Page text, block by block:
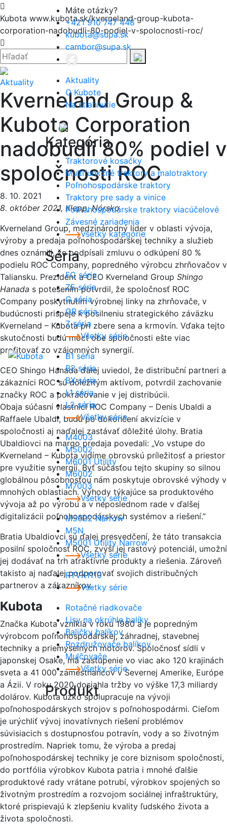
Kubota www.kubota.sk/kverneland-group-kubota-
corporation-nadobudli-80-podiel-v-spolocnosti-roc/
Zatvoriť
Hľadať:
Hľadať
Máte otázky?
+421 910 747 448
kubota@supa.sk
cambor@supa.sk
Aktuality
O Kubote
Na stiahnutie
Menu
Kategória
Traktorové kosačky
Multifunkčné traktory a malotraktory
Poľnohospodárske traktory
Traktory pre sady a vinice
Poľnohospodárske traktory viacúčelové
Závesné zariadenia
Všetky kategórie
Séria
FC séria
ZE séria
G séria
GR séria
Z séria
Všetky série
B1 séria
B2 séria
BX séria
L1 séria
L2 séria
Všetky série
M4003
M5002
M6001 Utility
M6002
M7003
Všetky série
M5002 Narrow
M5N
M5001 Utility Narrow
Všetky série
RTVX1110
Všetky série
Rotačné riadkovače
Lisy na okrúhle balíky
Baličky balíkov
Rozdružovače balíkov
Mulčovače
Všetky série
Produkt
Aktuality
Kverneland Group &
Kubota Corporation
nadobudli 80% podiel v
spoločnosti ROC
8. 10. 2021
8. október 2021, Klepp, Nórsko
Kverneland Group, medzinárodný líder v oblasti vývoja,
výroby a predaja poľnohospodárskej techniky a služieb
dnes oznámili, že podpísali zmluvu o odkúpení 80 %
podielu ROC Company, popredného výrobcu zhrňovačov v
Taliansku. Prezident a CEO Kverneland Group Shingo
Hanada s potešením potvrdil, že spoločnosť ROC
Company poskytnutím výrobnej linky na zhrňovače, v
budúcnosti prispeje k posilneniu strategického záväzku
Kverneland – Kubota pri zbere sena a krmovín. Vďaka tejto
skutočnosti budú môcť obe spoločnosti ešte viac
profitovať zo vzájomných synergií.
CEO Shingo Hanada ďalej uviedol, že distribuční partneri a
zákazníci ROC sú dôležitým aktívom, potvrdil zachovanie
značky ROC a pokračovanie v jej distribúcii.
Obaja súčasní vlastníci ROC Company – Denis Ubaldi a
Raffaele Ubaldi, budú po dokončení akvizície v
spoločnosti aj naďalej zastávať dôležité úlohy. Bratia
Ubaldiovci na margo predaja povedali: „Vo vstupe do
Kverneland – Kubota vidíme obrovskú príležitosť a priestor
pre využitie synergií. Byť súčasťou tejto skupiny so silnou
globálnou pôsobnosťou nám poskytuje obrovské výhody v
mnohých oblastiach. Výhody týkajúce sa produktového
vývoja až po výrobu a v neposlednom rade v ďalšej
digitalizácii poľnohospodárskych systémov a riešení.”
Bratia Ubaldiovci sú ďalej presvedčení, že táto transakcia
posilní spoločnosť ROC, zvýši jej rastový potenciál, umožní
jej dodávať na trh atraktívne produkty a riešenia. Zároveň
takisto aj naďalej podporovať svojich distribučných
partnerov a zákazníkov.
Kubota
Značka Kubota vznikla v roku 1980 a je popredným
výrobcom poľnohospodárskej, záhradnej, stavebnej
techniky a priemyselných motorov. Spoločnosť sídli v
japonskej Osake, má zastúpenie vo viac ako 120 krajinách
sveta a 41 000 zamestnancov v Severnej Amerike, Európe
a Ázii. V roku 2020 dosiahla tržby vo výške 17,3 miliardy
dolárov. Kubota úzko spolupracuje na vývoji
poľnohospodárskych strojov s poľnohospodármi. Cieľom
je urýchliť vývoj inovatívnych riešení problémov
súvisiacich s dostupnosťou potravín, vody a so životným
prostredím. Napriek tomu, že výroba a predaj
poľnohospodárskej techniky je core biznisom spoločnosti,
do portfólia výrobkov Kubota patria i mnohé ďalšie
produktové rady vrátane potrubí, výrobkov spojených so
životným prostredím a rozvojom sociálnej infraštruktúry,
ktoré prispievajú k zlepšeniu kvality ľudského života a
života spoločnosti.